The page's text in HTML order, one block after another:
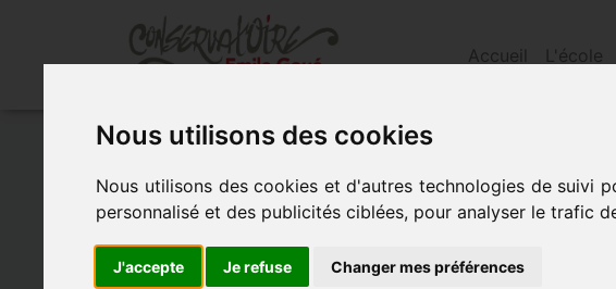
Nous utilisons des cookies
Nous utilisons des cookies et d'autres technologies de suivi
personnalisé et des publicités ciblées, pour analyser le trafic
J'accepte Je refuse Changer mes préférences
Accueil L'école
Accueil»Actualités»Programmation dÉcembre 2021
PROGRAMMATION